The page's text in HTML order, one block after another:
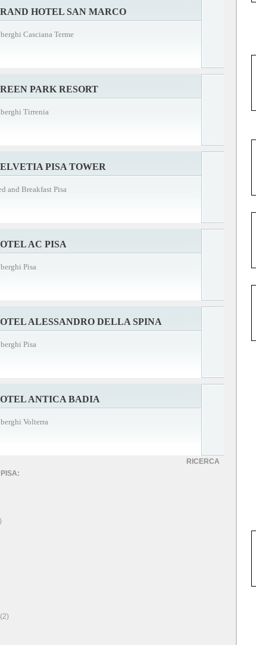
HOTEL SAN MARCO
Casciana Terme
PARK RESORT
Tirrenia
PISA TOWER
and Breakfast Pisa
AC PISA
Pisa
ALESSANDRO DELLA SPINA
Pisa
ANTICA BADIA
Volterra
RICERCA